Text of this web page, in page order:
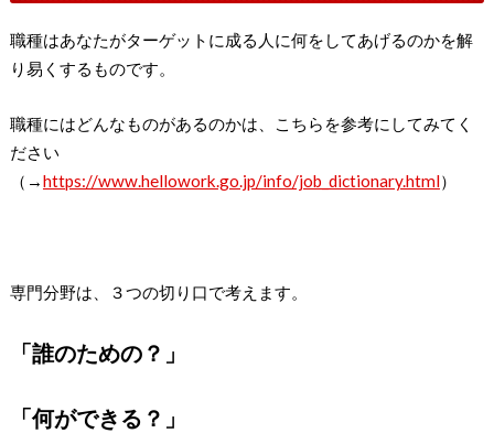
職種はあなたがターゲットに成る人に何をしてあげるのかを解
り易くするものです。
職種にはどんなものがあるのかは、こちらを参考にしてみてく
ださい
（→https://www.hellowork.go.jp/info/job_dictionary.html）
専門分野は、３つの切り口で考えます。
「誰のための？」
「何ができる？」